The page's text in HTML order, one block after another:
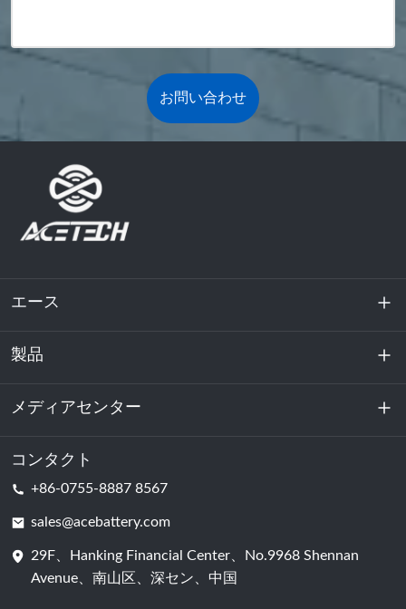
お問い合わせ
エース
私たちに関しては
持続可能性
製品
エネルギー貯蔵
データセンターおよびサーバー室
バッテリーセル
メディアセンター
ニュース
コンタクト
+86-0755-8887 8567
sales@acebattery.com
29F、Hanking Financial Center、No.9968 Shennan
Avenue、南山区、深セン、中国